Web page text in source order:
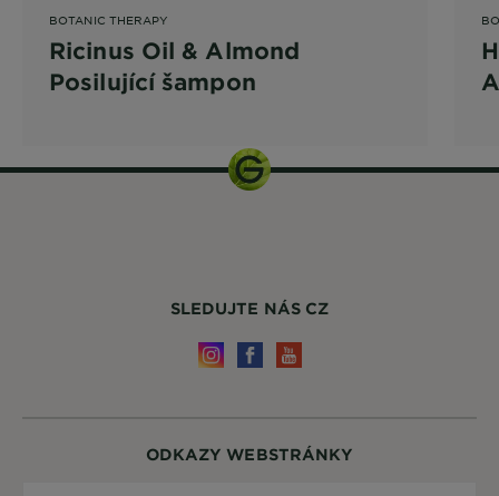
BOTANIC THERAPY
Ricinus Oil & Almond
Posilující šampon
ODKAZY WEBSTRÁNKY
SLEDUJTE NÁS CZ